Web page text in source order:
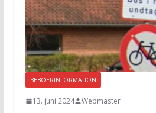
BEBOERINFORMATION
13. juni 2024 Webmaster